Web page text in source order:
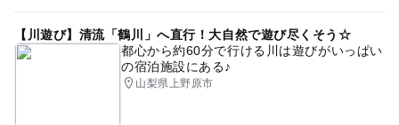
【川遊び】清流「鶴川」へ直行！大自然で遊び尽くそう☆
都心から約60分で行ける川は遊びがいっぱい
の宿泊施設にある♪
山梨県上野原市